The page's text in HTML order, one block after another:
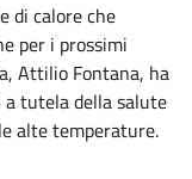
di calore che
per i prossimi
Attilio Fontana, ha
tutela della salute
alte temperature.